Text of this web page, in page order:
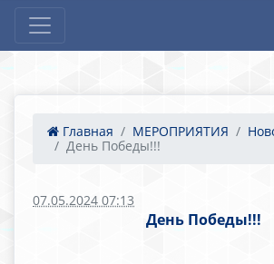
Главная МЕРОПРИЯТИЯ
День Победы!!!
07.05.2024 07:13
День Победы!!!